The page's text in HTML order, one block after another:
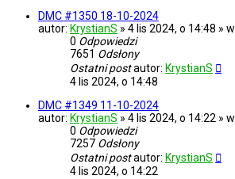
DMC #1350 18-10-2024
autor: KrystianS » 4 lis 2024, o 14:48 » w
0 Odpowiedzi
7651 Odsłony
Ostatni postautor: KrystianS
4 lis 2024, o 14:48
DMC #1349 11-10-2024
autor: KrystianS » 4 lis 2024, o 14:22 » w
0 Odpowiedzi
7257 Odsłony
Ostatni postautor: KrystianS
4 lis 2024, o 14:22